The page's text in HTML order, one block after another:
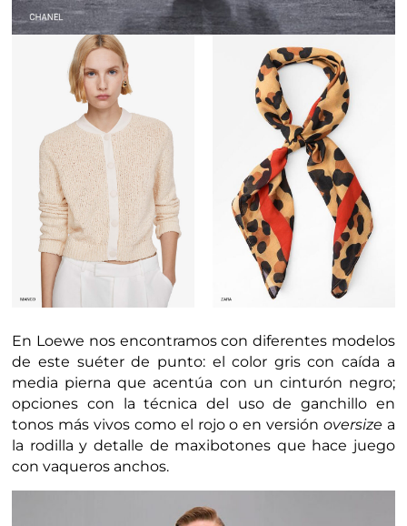
En Loewe nos encontramos con diferentes modelos
de este suéter de punto: el color gris con caída a
media pierna que acentúa con un cinturón negro;
opciones con la técnica del uso de ganchillo en
tonos más vivos como el rojo o en versión oversize a
la rodilla y detalle de maxibotones que hace juego
con vaqueros anchos.